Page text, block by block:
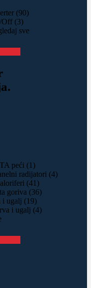
(90)
Off (3)
sve
peći (1)
radijatori (4)
(41)
goriva (36)
i ugalj (19)
i ugalj (4)